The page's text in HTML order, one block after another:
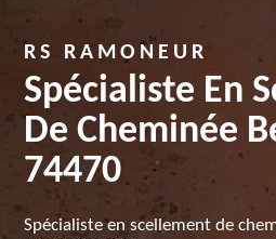
RS RAMONEUR
Spécialiste En
De Cheminée
74470
Spécialiste en scellement de